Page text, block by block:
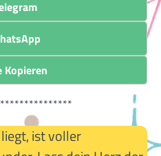
Kopieren
ist voller